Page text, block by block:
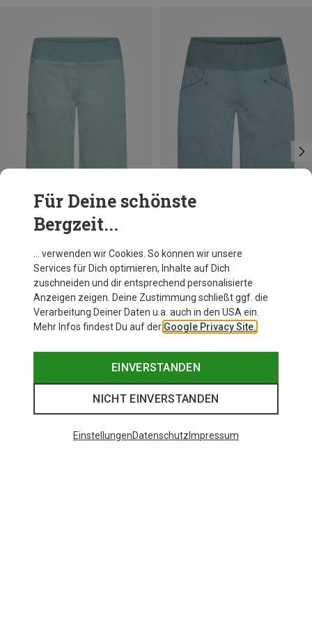
Du sparst 31%
Chillaz
Damen Arco Shorts
CHF 83.30
Für Deine schönste
Bergzeit...
… verwenden wir Cookies. So können wir unsere
Services für Dich optimieren, Inhalte auf Dich
zuschneiden und dir entsprechend personalisierte
Anzeigen zeigen. Deine Zustimmung schließt ggf. die
Verarbeitung Deiner Daten u.a. auch in den USA ein.
Mehr Infos findest Du auf der Google Privacy Site.
EINVERSTANDEN
NICHT EINVERSTANDEN
EinstellungenDatenschutz Impressum